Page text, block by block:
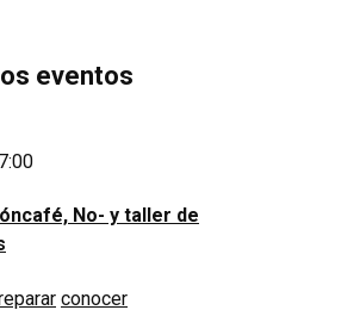
eventos
No- y taller de
conocer